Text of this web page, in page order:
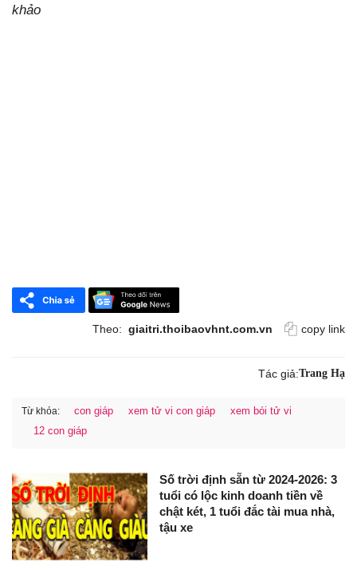
khảo
Theo: giaitri.thoibaovhnt.com.vn copy link
Tác giả:Trang Hạ
Từ khóa: con giáp xem tử vi con giáp
xem bói tử vi
12 con giáp
Số trời định sẵn từ 2024-2026: 3
tuổi có lộc kinh doanh tiền về
chật két, 1 tuổi đắc tài mua nhà,
tậu xe